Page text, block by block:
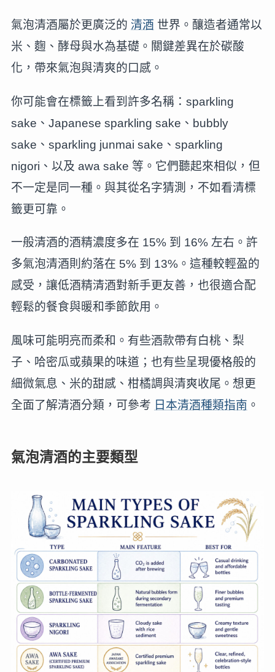
氣泡清酒屬於更廣泛的 清酒 世界。釀造者通常以
米、麴、酵母與水為基礎。關鍵差異在於碳酸
化，帶來氣泡與清爽的口感。
你可能會在標籤上看到許多名稱：sparkling
sake、Japanese sparkling sake、bubbly
sake、sparkling junmai sake、sparkling
nigori、以及 awa sake 等。它們聽起來相似，但
不一定是同一種。與其從名字猜測，不如看清標
籤更可靠。
一般清酒的酒精濃度多在 15% 到 16% 左右。許
多氣泡清酒則約落在 5% 到 13%。這種較輕盈的
感受，讓低酒精清酒對新手更友善，也很適合配
輕鬆的餐食與暖和季節飲用。
風味可能明亮而柔和。有些酒款帶有白桃、梨
子、哈密瓜或蘋果的味道；也有些呈現優格般的
細微氣息、米的甜感、柑橘調與清爽收尾。想更
全面了解清酒分類，可參考 日本清酒種類指南 。
氣泡清酒的主要類型